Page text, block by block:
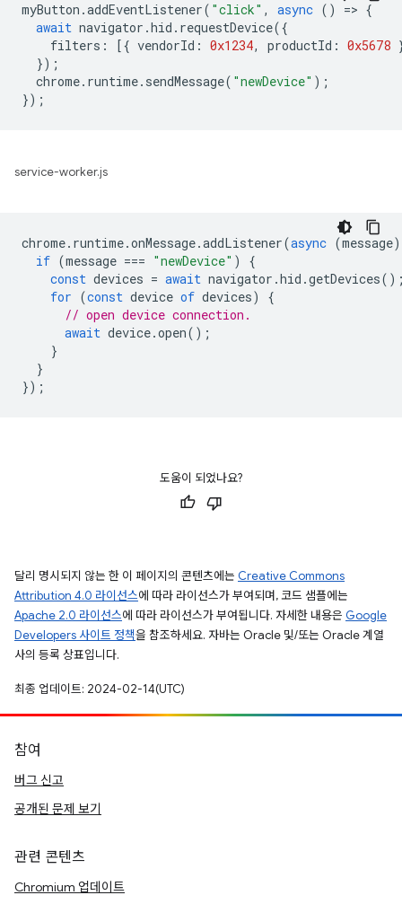
myButton .addEventListener( "click" , async () => {
await navigator .hid . requestDevice({
filters : [{ vendorId : 0x1234, productId : 0x5678
});
chrome. runtime. sendMessage( "newDevice" );
});
service-worker.js
chrome. runtime.onMessage.addListener(async (message)
if (message === "newDevice" )
{
const devices = await navigator .hid .getDevices
for (const device of devices)
{
// open device connection.
await device.open();
}
}
});
도움이 되었나요?
달리 명시되지 않는 한 이 페이지의 콘텐츠에는 Creative Commons
Attribution 4.0 라이선스에 따라 라이선스가 부여되며, 코드 샘플에는
Apache 2.0 라이선스에 따라 라이선스가 부여됩니다. 자세한 내용은 Google
Developers 사이트 정책을 참조하세요. 자바는 Oracle 및/또는 Oracle 계열
사의 등록 상표입니다.
최종 업데이트: 2024-02-14(UTC)
참여
버그 신고
공개된 문제 보기
관련 콘텐츠
Chromium 업데이트